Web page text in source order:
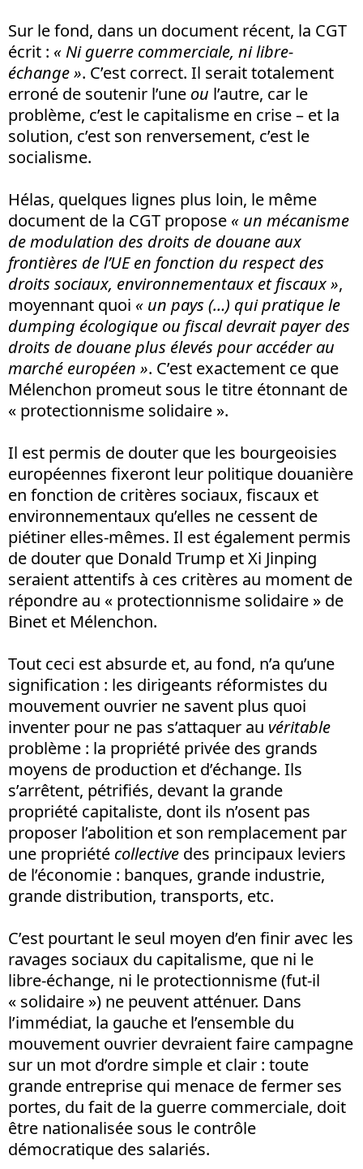
Sur le fond, dans un document récent, la CGT
écrit : « Ni guerre commerciale, ni libre-
échange ». C’est correct. Il serait totalement
erroné de soutenir l’une ou l’autre, car le
problème, c’est le capitalisme en crise – et la
solution, c’est son renversement, c’est le
socialisme.
Hélas, quelques lignes plus loin, le même
document de la CGT propose « un mécanisme
de modulation des droits de douane aux
frontières de l’UE en fonction du respect des
droits sociaux, environnementaux et fiscaux »,
moyennant quoi « un pays (…) qui pratique le
dumping écologique ou fiscal devrait payer des
droits de douane plus élevés pour accéder au
marché européen ». C’est exactement ce que
Mélenchon promeut sous le titre étonnant de
« protectionnisme solidaire ».
Il est permis de douter que les bourgeoisies
européennes fixeront leur politique douanière
en fonction de critères sociaux, fiscaux et
environnementaux qu’elles ne cessent de
piétiner elles-mêmes. Il est également permis
de douter que Donald Trump et Xi Jinping
seraient attentifs à ces critères au moment de
répondre au « protectionnisme solidaire » de
Binet et Mélenchon.
Tout ceci est absurde et, au fond, n’a qu’une
signification : les dirigeants réformistes du
mouvement ouvrier ne savent plus quoi
inventer pour ne pas s’attaquer au véritable
problème : la propriété privée des grands
moyens de production et d’échange. Ils
s’arrêtent, pétrifiés, devant la grande
propriété capitaliste, dont ils n’osent pas
proposer l’abolition et son remplacement par
une propriété collective des principaux leviers
de l’économie : banques, grande industrie,
grande distribution, transports, etc.
C’est pourtant le seul moyen d’en finir avec les
ravages sociaux du capitalisme, que ni le
libre-échange, ni le protectionnisme (fut-il
« solidaire ») ne peuvent atténuer. Dans
l’immédiat, la gauche et l’ensemble du
mouvement ouvrier devraient faire campagne
sur un mot d’ordre simple et clair : toute
grande entreprise qui menace de fermer ses
portes, du fait de la guerre commerciale, doit
être nationalisée sous le contrôle
démocratique des salariés.